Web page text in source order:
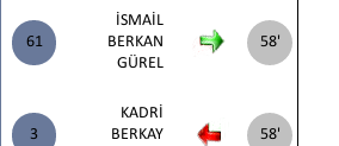
61
İSMAİL
BERKAN
GÜREL
58'
3
KADRİ
BERKAY
58'